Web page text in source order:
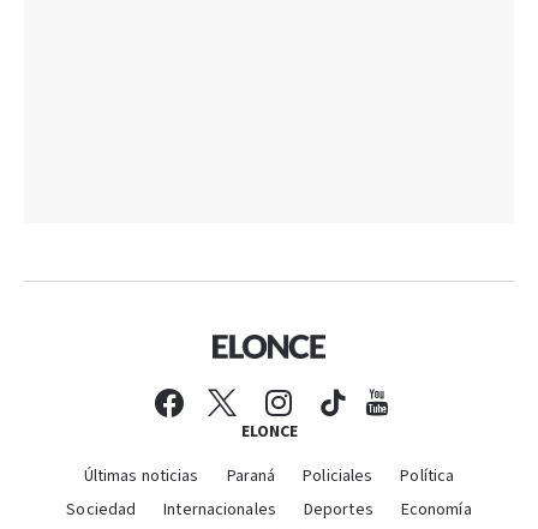
ELONCE
Últimas noticias Paraná Policiales
Política
Sociedad
Internacionales Deportes
Economía